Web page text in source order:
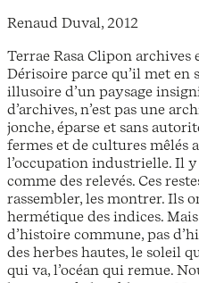
Renaud Duval, 2012
Terrae Rasa Clipon
Dérisoire parce qu’il met en
illusoire d’un paysage
d’archives, n’est pas une
jonche, éparse et sans
fermes et de cultures mêlés
l’occupation industrielle. Il y
comme des relevés. Ces
rassembler, les montrer. Ils
hermétique des indices.
d’histoire commune, pas
des herbes hautes, le soleil
qui va, l’océan qui remue.